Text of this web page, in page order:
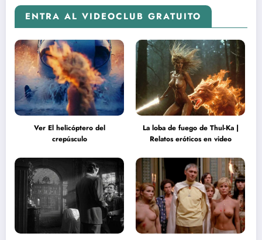
ENTRA AL VIDEOCLUB GRATUITO
Ver El helicóptero del
crepúsculo
La loba de fuego de Thul-Ka |
Relatos eróticos en video